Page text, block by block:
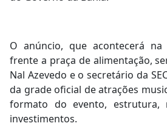
O anúncio, que acontecerá
frente a praça de alimentação,
Nal Azevedo e o secretário da
da grade oficial de atrações
formato do evento, estrutura,
investimentos.